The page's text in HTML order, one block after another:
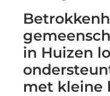
in Huizen
met kleine